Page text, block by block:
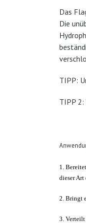
Das
Die
TIPP:
TIPP
1. Bereite
dieser
2. Bringt
3.